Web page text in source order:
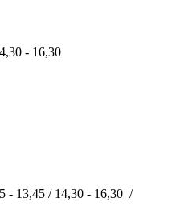
- 16,30
- 13,45 / 14,30 - 16,30 /